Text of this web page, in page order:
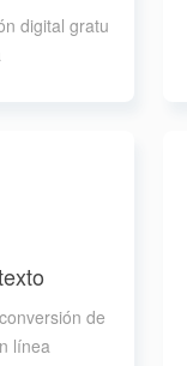
digital gratu
de
línea